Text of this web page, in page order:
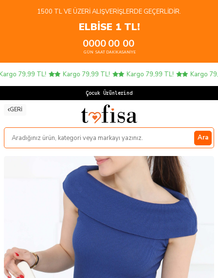
1500 TL VE ÜZERI ALIŞVERIŞLERDE GEÇERLIDIR.
ELBİSE 1 TL!
00
GÜN
00
SAAT
00
DAKIKA
00
SANIYE
79,99 TL! Kargo 79,99 TL! Kargo 79,99 TL! Kargo
Çocuk Ürünlerinde
GERI
Ara